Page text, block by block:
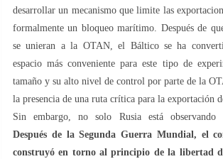
desarrollar un mecanismo que limite las
formalmente un bloqueo marítimo. Después de
se unieran a la OTAN, el Báltico se ha
espacio más conveniente para este tipo de
tamaño y su alto nivel de control por parte de la
la presencia de una ruta crítica para la exportación
Sin embargo, no solo Rusia está observando
Después de la Segunda Guerra Mundial, el
construyó en torno al principio de la libertad